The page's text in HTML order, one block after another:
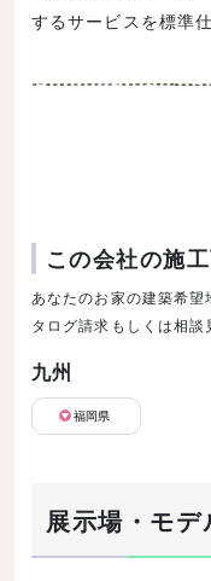
するサービスを標準
この会社の施
あなたのお家の建築希望
タログ請求もしくは相談
九州
福岡県
展示場・モ